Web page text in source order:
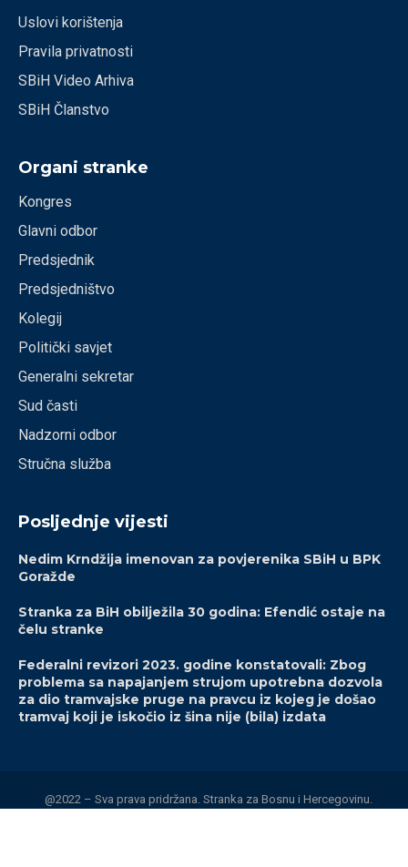
Uslovi korištenja
Pravila privatnosti
SBiH Video Arhiva
SBiH Članstvo
Organi stranke
Kongres
Glavni odbor
Predsjednik
Predsjedništvo
Kolegij
Politički savjet
Generalni sekretar
Sud časti
Nadzorni odbor
Stručna služba
Posljednje vijesti
Nedim Krndžija imenovan za povjerenika SBiH u BPK
Goražde
Stranka za BiH obilježila 30 godina: Efendić ostaje na
čelu stranke
Federalni revizori 2023. godine konstatovali: Zbog
problema sa napajanjem strujom upotrebna dozvola
za dio tramvajske pruge na pravcu iz kojeg je došao
tramvaj koji je iskočio iz šina nije (bila) izdata
@2022 – Sva prava pridržana. Stranka za Bosnu i Hercegovinu.